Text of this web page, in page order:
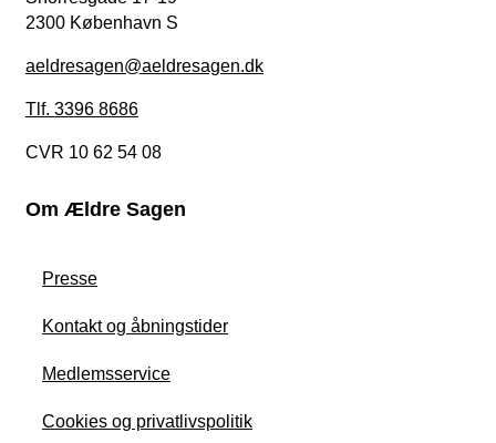
2300 København S
aeldresagen@aeldresagen.dk
Tlf. 3396 8686
CVR 10 62 54 08
Om Ældre Sagen
Presse
Kontakt og åbningstider
Medlemsservice
Cookies og privatlivspolitik